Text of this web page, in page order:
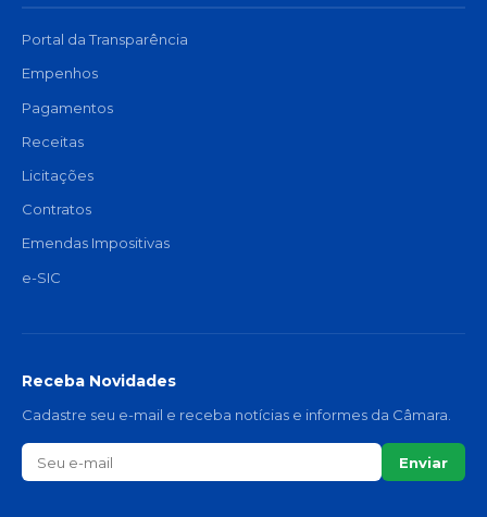
Portal da Transparência
Empenhos
Pagamentos
Receitas
Licitações
Contratos
Emendas Impositivas
e-SIC
Receba Novidades
Cadastre seu e-mail e receba notícias e informes da Câmara.
Enviar